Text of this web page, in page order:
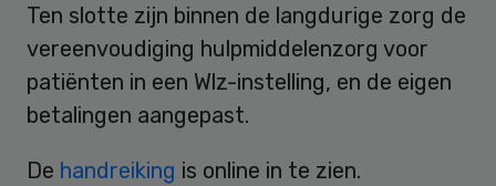
Ten slotte zijn binnen de langdurige zorg de
vereenvoudiging hulpmiddelenzorg voor
patiënten in een Wlz-instelling, en de eigen
betalingen aangepast.
De handreiking is online in te zien.